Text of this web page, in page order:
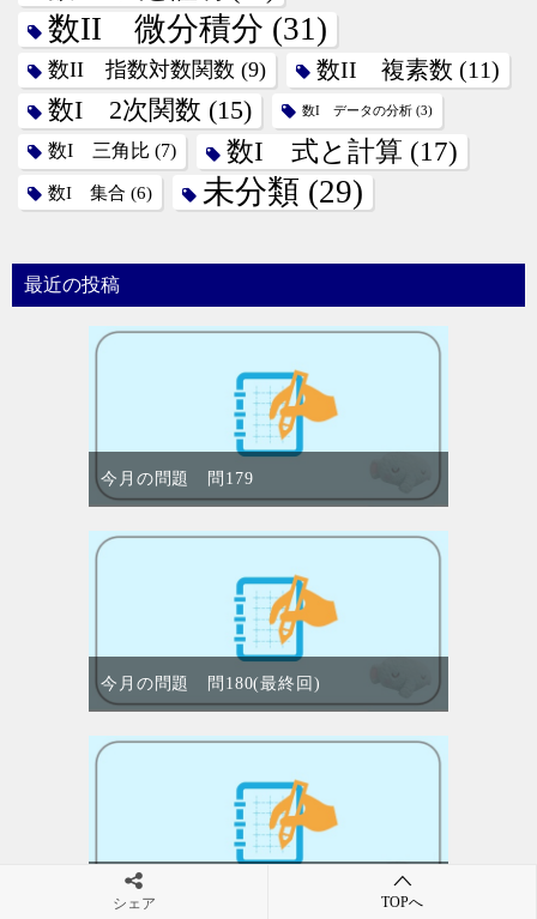
数II 微分積分 (31)
数II 指数対数関数 (9) 数II 複素数 (11)
数I 2次関数 (15) 数I データの分析 (3)
数I 三角比 (7) 数I 式と計算 (17)
数I 集合 (6) 未分類 (29)
最近の投稿
今月の問題 問179
今月の問題 問180(最終回)
今月の問題 問179 答え
シェア TOPへ